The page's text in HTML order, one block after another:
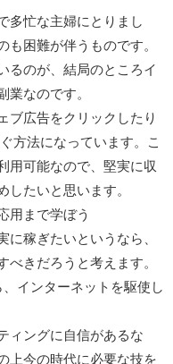
多忙な主婦にとりまし
困難が伴うものです。
るのが、結局のところイ
業なのです。
ブ広告をクリックしたり
方法になっています。こ
用可能なので、堅実に収
したいと思います。
用まで学ぼう
稼ぎたいというなら、
きだろうと考えます。
インターネットを駆使し
ィングに自信があるな
上今の時代に必要な技を